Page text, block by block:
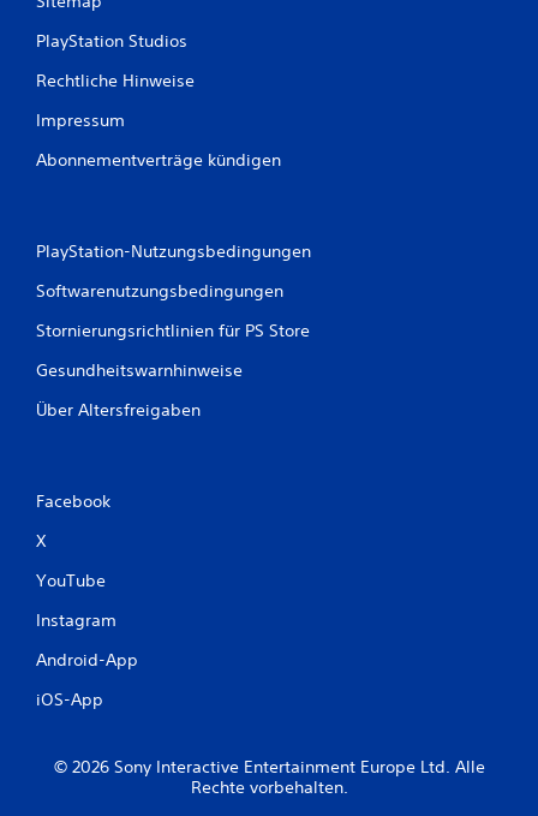
PlayStation Studios
Rechtliche Hinweise
Impressum
Abonnementverträge kündigen
PlayStation-Nutzungsbedingungen
Softwarenutzungsbedingungen
Stornierungsrichtlinien für PS Store
Gesundheitswarnhinweise
Über Altersfreigaben
Facebook
X
YouTube
Instagram
Android-App
iOS-App
© 2026 Sony Interactive Entertainment Europe Ltd. Alle
Rechte vorbehalten.